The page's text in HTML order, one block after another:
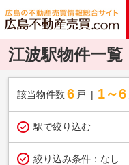
江波駅物件一覧
該当物件数 6 戸 1～6
駅で絞り込む
絞り込み条件： なし